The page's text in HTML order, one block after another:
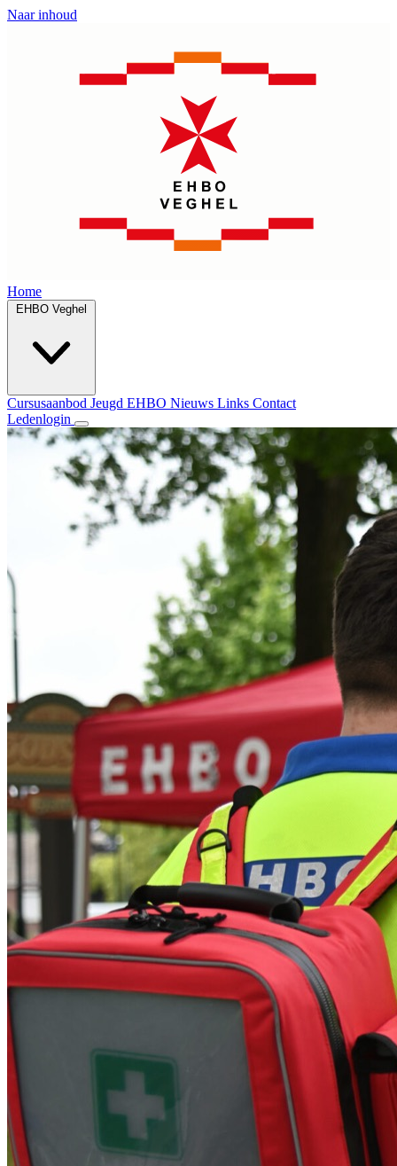
Naar inhoud
Home
EHBO Veghel
Cursusaanbod Jeugd EHBO Nieuws Links Contact
Ledenlogin